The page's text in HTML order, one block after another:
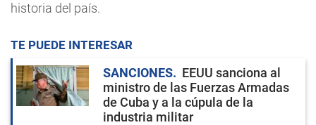
historia del país.
TE PUEDE INTERESAR
SANCIONES
EEUU sanciona al
ministro de las Fuerzas Armadas
de Cuba y a la cúpula de la
industria militar